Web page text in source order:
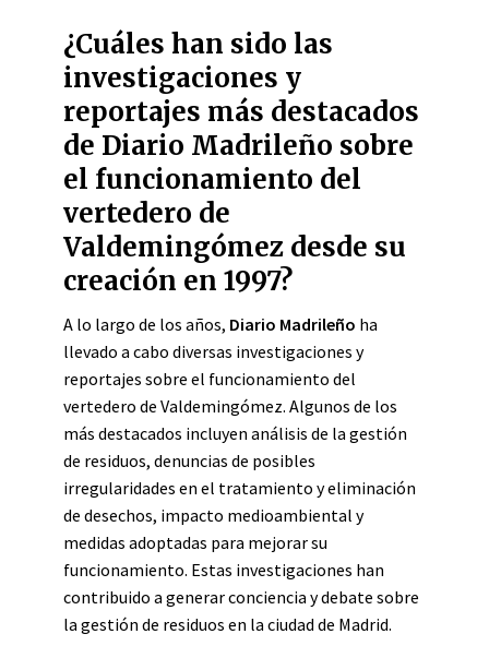
¿Cuáles han sido las
investigaciones y
reportajes más destacados
de Diario Madrileño sobre
el funcionamiento del
vertedero de
Valdemingómez desde su
creación en 1997?
A lo largo de los años, Diario Madrileño ha
llevado a cabo diversas investigaciones y
reportajes sobre el funcionamiento del
vertedero de Valdemingómez. Algunos de los
más destacados incluyen análisis de la gestión
de residuos, denuncias de posibles
irregularidades en el tratamiento y eliminación
de desechos, impacto medioambiental y
medidas adoptadas para mejorar su
funcionamiento. Estas investigaciones han
contribuido a generar conciencia y debate sobre
la gestión de residuos en la ciudad de Madrid.